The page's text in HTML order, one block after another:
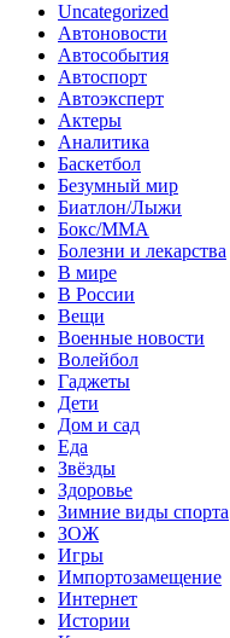
Uncategorized
Автоновости
Автособытия
Автоспорт
Автоэксперт
Актеры
Аналитика
Баскетбол
Безумный мир
Биатлон/Лыжи
Бокс/MMA
Болезни и лекарства
В мире
В России
Вещи
Военные новости
Волейбол
Гаджеты
Дети
Дом и сад
Еда
Звёзды
Здоровье
Зимние виды спорта
ЗОЖ
Игры
Импортозамещение
Интернет
Истории